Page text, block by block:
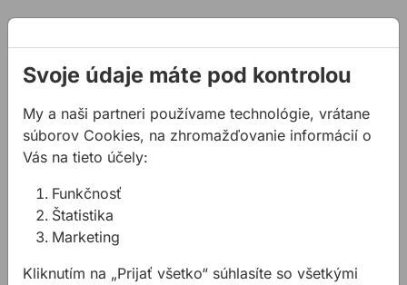
Vlastnosti:
tehly, železobetónu
vyrobený zo špeciálnej uhlíkovej a kalenej ocele
nový štvorbrit zabezpečuje optimálny výkon aj pri
vŕtaní do železobetónu
symetrické uloženie 4 x 90° zabezpečuje
rovnomerné odvŕtavanie materiálu a bráni
uviaznutiu vrtáku pri strete s výstužou
špeciálna špirála znižuje vibrácie a riziko zlomenia
Svoje údaje máte pod kontrolou
My a naši partneri používame technológie, vrátane
súborov Cookies, na zhromažďovanie informácií o
Vás na tieto účely:
Funkčnosť
Štatistika
Marketing
Kliknutím na „Prijať všetko“ súhlasíte so všetkými